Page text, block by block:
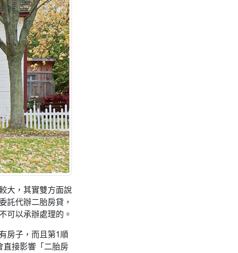
大，其實雙方面說
託代辦二胎房貸，
可以承辦處理的。
房子，而且第1順
直接影響「二胎房